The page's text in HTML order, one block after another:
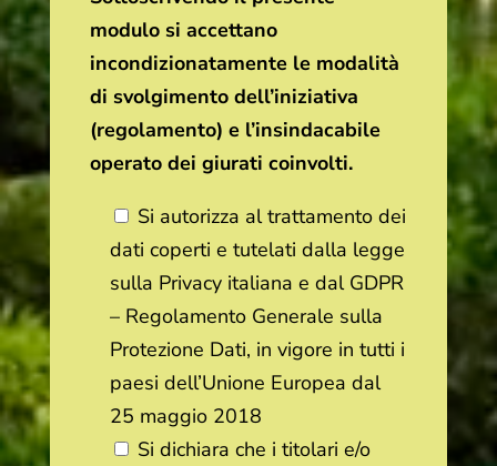
modulo si accettano
incondizionatamente le modalità
di svolgimento dell’iniziativa
(regolamento) e l’insindacabile
operato dei giurati coinvolti.
Si autorizza al trattamento dei
dati coperti e tutelati dalla legge
sulla Privacy italiana e dal GDPR
– Regolamento Generale sulla
Protezione Dati, in vigore in tutti i
paesi dell’Unione Europea dal
25 maggio 2018
Si dichiara che i titolari e/o